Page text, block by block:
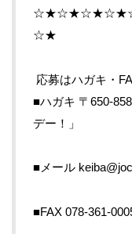
☆★
応募はハガキ・
■ハガキ 〒650-
デー！」
■メール
■FAX 078-361-